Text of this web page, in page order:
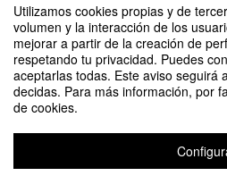
Utilizamos cookies propias y de
volumen y la interacción de los
mejorar a partir de la creación de
respetando tu privacidad. Puedes
aceptarlas todas. Este aviso seguirá
decidas. Para más información, por
de cookies.
7
Defensa de la tesis "La Contribución
de diciembre de 1932: un impuesto
revolucionaria" de Arturo Morando Llerandi